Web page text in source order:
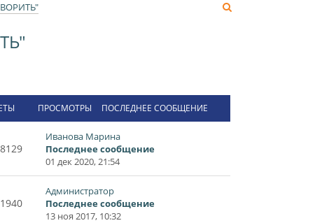
ПРОСМОТРЫ ПОСЛЕДНЕЕ СООБЩЕНИЕ
Иванова Марина
Последнее сообщение
01 дек 2020, 21:54
Администратор
Последнее сообщение
13 ноя 2017, 10:32